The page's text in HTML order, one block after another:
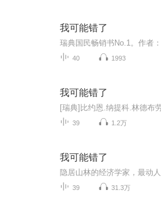
我可能错了
40 1993
我可能错了
39 1.2万
我可能错了
39 31.3万